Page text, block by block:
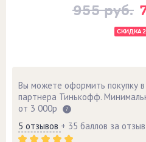
СКИДКА
955 руб.
Вы можете оформить покупку
партнера Тинькофф.
от 3 000р
5 отзывов + 35 баллов за отзыв